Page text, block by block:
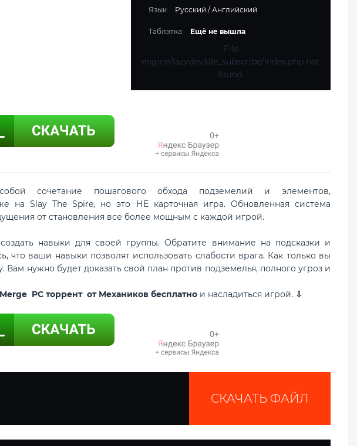
Язык: Русский / Английский
Таблэтка: Ещё не вышла
File
engine/lazydev/dle_subscribe/index.php not
found.
сочетание пошагового обхода подземелий и элементов,
на Slay The Spire, но это НЕ карточная игра. Обновленная система
от становления все более мощным с каждой игрой.
навыки для своей группы. Обратите внимание на подсказки и
что ваши навыки позволят использовать слабости врага. Как только вы
нужно будет доказать свой план против подземелья, полного угроз и
PC торрент от Механиков бесплатно и насладиться игрой. ⇩
СКАЧАТЬ ФАЙЛ